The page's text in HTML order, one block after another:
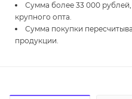
Сумма более 33 000 рублей,
крупного опта.
Сумма покупки
продукции.